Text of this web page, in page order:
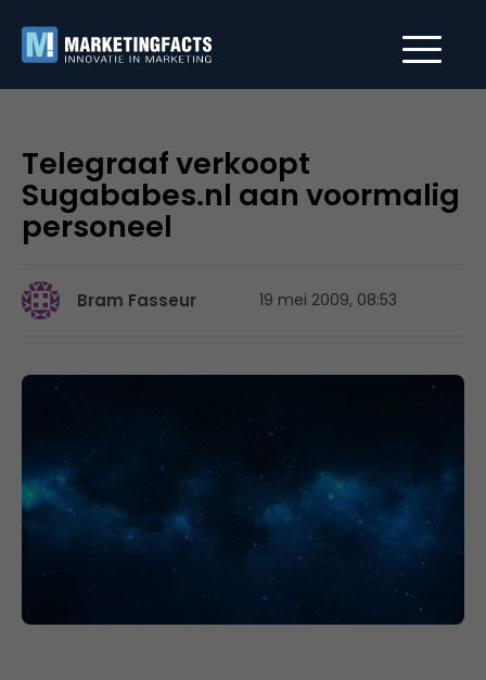
Telegraaf verkoopt
Sugababes.nl aan voormalig
personeel
Bram Fasseur 19 mei 2009, 08:53